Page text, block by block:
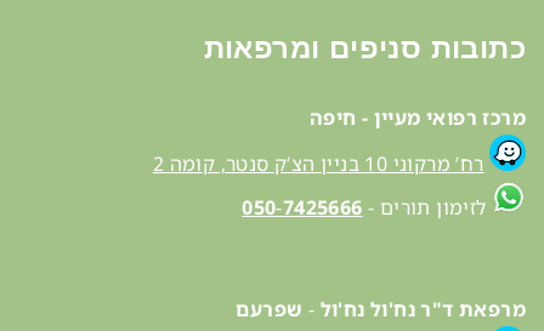
כתובות סניפים ומרפאות
מרכז רפואי מעיין - חיפה
רח’ מרקוני 10 בניין הצ’ק סנטר, קומה 2
לזימון תורים -
050-7425666
מרפאת ד"ר נח'ול נח'ול - שפרעם